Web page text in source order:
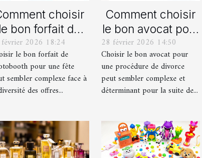
choisir
le bon forfait de
pour
votre fête
2026 18:24
le bon forfait de
pour une fête
sembler complexe face à
des offres...
Comment choisir
le bon avocat pour
votre procédure
de divorce ?
28 février 2026 14:50
Choisir le bon avocat pour
une procédure de divorce
peut sembler complexe et
déterminant pour la suite de...